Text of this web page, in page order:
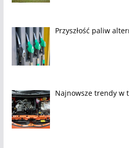
Przyszłość paliw
Najnowsze trendy w